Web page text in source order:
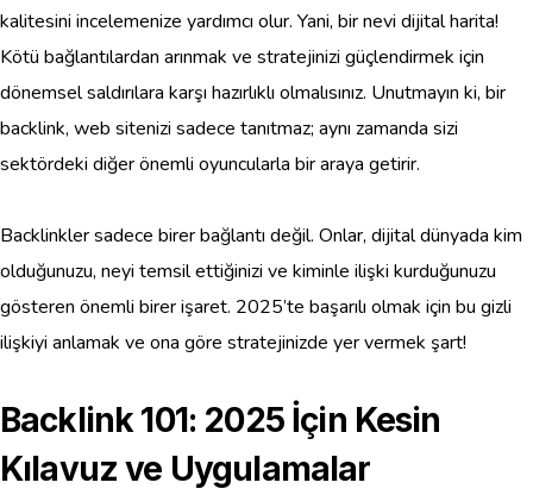
kalitesini incelemenize yardımcı olur. Yani, bir nevi dijital harita!
Kötü bağlantılardan arınmak ve stratejinizi güçlendirmek için
dönemsel saldırılara karşı hazırlıklı olmalısınız. Unutmayın ki, bir
backlink, web sitenizi sadece tanıtmaz; aynı zamanda sizi
sektördeki diğer önemli oyuncularla bir araya getirir.
Backlinkler sadece birer bağlantı değil. Onlar, dijital dünyada kim
olduğunuzu, neyi temsil ettiğinizi ve kiminle ilişki kurduğunuzu
gösteren önemli birer işaret. 2025’te başarılı olmak için bu gizli
ilişkiyi anlamak ve ona göre stratejinizde yer vermek şart!
Backlink 101: 2025 İçin Kesin
Kılavuz ve Uygulamalar